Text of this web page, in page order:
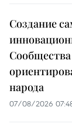
Создание
народа
07/08/2026